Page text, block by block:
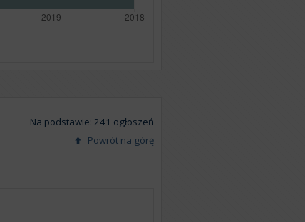
Na podstawie: 241 ogłoszeń
Powrót na górę